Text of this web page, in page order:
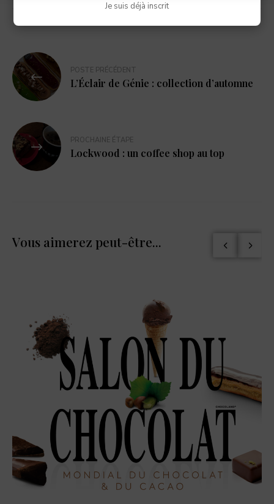
POSTE PRÉCÉDENT
L’Éclair de Génie : collection d’automne
PROCHAINE ÉTAPE
Lockwood : un coffee shop au top
Vous aimerez peut-être...
Je suis déjà inscrit